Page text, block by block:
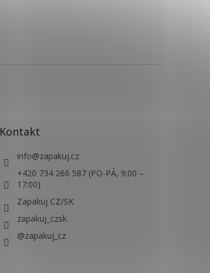
Kontakt
info@zapakuj.cz
+420 734 266 587 (PO-PÁ, 9:00 –
17:00)
Zapakuj CZ/SK
zapakuj_czsk
@zapakuj_cz